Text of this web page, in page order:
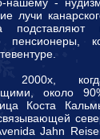
лучи
подставляют
пенсионеры,
около
Коста
Jahn